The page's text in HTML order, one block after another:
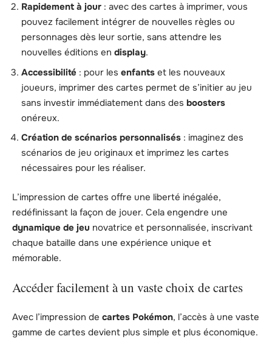
Rapidement à jour : avec des cartes à imprimer, vous
pouvez facilement intégrer de nouvelles règles ou
personnages dès leur sortie, sans attendre les
nouvelles éditions en display.
Accessibilité : pour les enfants et les nouveaux
joueurs, imprimer des cartes permet de s’initier au jeu
sans investir immédiatement dans des boosters
onéreux.
Création de scénarios personnalisés : imaginez des
scénarios de jeu originaux et imprimez les cartes
nécessaires pour les réaliser.
L’impression de cartes offre une liberté inégalée,
redéfinissant la façon de jouer. Cela engendre une
dynamique de jeu novatrice et personnalisée, inscrivant
chaque bataille dans une expérience unique et
mémorable.
Accéder facilement à un vaste choix de cartes
Avec l’impression de cartes Pokémon, l’accès à une vaste
gamme de cartes devient plus simple et plus économique.